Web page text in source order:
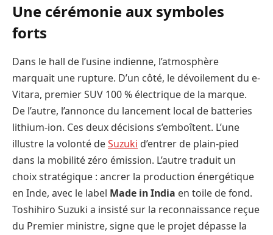
Une cérémonie aux symboles
forts
Dans le hall de l’usine indienne, l’atmosphère
marquait une rupture. D’un côté, le dévoilement du e-
Vitara, premier SUV 100 % électrique de la marque.
De l’autre, l’annonce du lancement local de batteries
lithium-ion. Ces deux décisions s’emboîtent. L’une
illustre la volonté deSuzuki d’entrer de plain-pied
dans la mobilité zéro émission. L’autre traduit un
choix stratégique : ancrer la production énergétique
en Inde, avec le label Made in India en toile de fond.
Toshihiro Suzuki a insisté sur la reconnaissance reçue
du Premier ministre, signe que le projet dépasse la